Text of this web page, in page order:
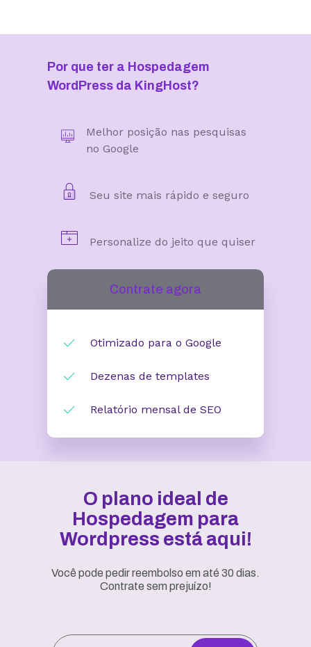
Por que ter a Hospedagem
WordPress da KingHost?
Melhor posição nas pesquisas
no Google
Seu site mais rápido e seguro
Personalize do jeito que quiser
Contrate agora
Otimizado para o Google
Dezenas de templates
Relatório mensal de SEO
O plano ideal de
Hospedagem para
Wordpress está aqui!
Você pode pedir reembolso em até 30 dias.
Contrate sem prejuízo!